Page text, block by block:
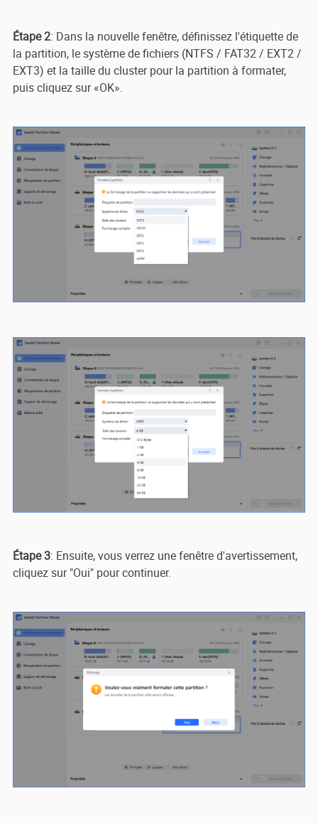
Étape 2: Dans la nouvelle fenêtre, définissez l'étiquette de
la partition, le système de fichiers (NTFS / FAT32 / EXT2 /
EXT3) et la taille du cluster pour la partition à formater,
puis cliquez sur «OK».
Étape 3: Ensuite, vous verrez une fenêtre d'avertissement,
cliquez sur "Oui" pour continuer.